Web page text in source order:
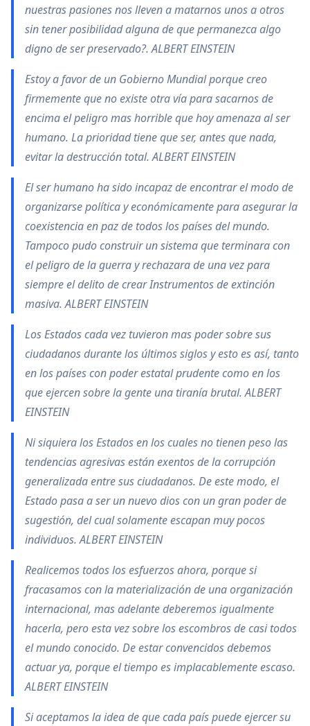
nuestras pasiones nos lleven a matarnos unos a otros
sin tener posibilidad alguna de que permanezca algo
digno de ser preservado?. ALBERT EINSTEIN
Estoy a favor de un Gobierno Mundial porque creo
firmemente que no existe otra vía para sacarnos de
encima el peligro mas horrible que hoy amenaza al ser
humano. La prioridad tiene que ser, antes que nada,
evitar la destrucción total. ALBERT EINSTEIN
El ser humano ha sido incapaz de encontrar el modo de
organizarse política y económicamente para asegurar la
coexistencia en paz de todos los países del mundo.
Tampoco pudo construir un sistema que terminara con
el peligro de la guerra y rechazara de una vez para
siempre el delito de crear Instrumentos de extinción
masiva. ALBERT EINSTEIN
Los Estados cada vez tuvieron mas poder sobre sus
ciudadanos durante los últimos siglos y esto es así, tanto
en los países con poder estatal prudente como en los
que ejercen sobre la gente una tiranía brutal. ALBERT
EINSTEIN
Ni siquiera los Estados en los cuales no tienen peso las
tendencias agresivas están exentos de la corrupción
generalizada entre sus ciudadanos. De este modo, el
Estado pasa a ser un nuevo dios con un gran poder de
sugestión, del cual solamente escapan muy pocos
individuos. ALBERT EINSTEIN
Realicemos todos los esfuerzos ahora, porque si
fracasamos con la materialización de una organización
internacional, mas adelante deberemos igualmente
hacerla, pero esta vez sobre los escombros de casi todos
el mundo conocido. De estar convencidos debemos
actuar ya, porque el tiempo es implacablemente escaso.
ALBERT EINSTEIN
Si aceptamos la idea de que cada país puede ejercer su